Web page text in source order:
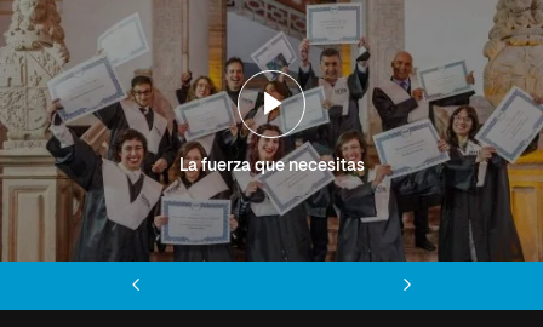
La fuerza que necesitas